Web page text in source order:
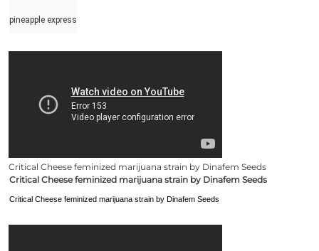
pineapple express
Critical Cheese feminized marijuana strain by Dinafem Seeds
Critical Cheese feminized marijuana strain by Dinafem Seeds
Critical Cheese feminized marijuana strain by Dinafem Seeds